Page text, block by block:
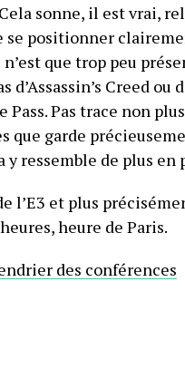
sonne, il est vrai,
se positionner
que trop peu
Creed ou
Pass. Pas trace non
que garde
y ressemble de plus en
l’E3 et plus
heure de Paris.
des conférences